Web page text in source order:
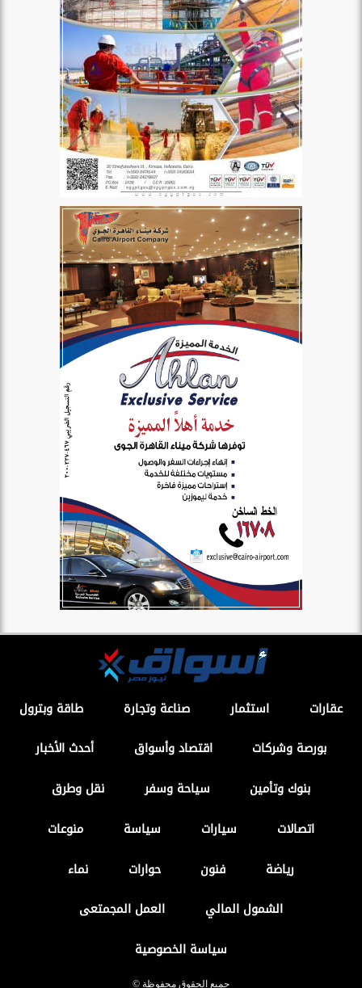
عقارات استثمار صناعة وتجارة
طاقة وبترول
بورصة وشركات
اقتصاد وأسواق
أحدث الأخبار
بنوك وتأمين
سياحة وسفر
نقل وطرق
اتصالات
سيارات سياسة
منوعات
رياضة
فنون حوارات
نماء
الشمول المالي
العمل المجمتعى
سياسة الخصوصية
جميع الحقوق محفوظة ©